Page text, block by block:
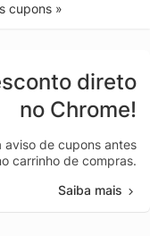
cupons »
direto
no Chrome!
de cupons antes
carrinho de compras.
Saiba mais